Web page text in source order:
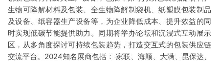
生物可降解材料及包装、全生物降解制袋机、纸塑膜包装制品
及设备、纸容器生产设备等，为企业降低成本、提升效益的同
时实现低碳节能提供助力。同期将举办论坛和沉浸式互动展示
区，从多角度探讨可持续包装趋势，打造交互式的包装供应链
交流平台。2024知名展商包括： 家联、海顺、大满、昆保达、